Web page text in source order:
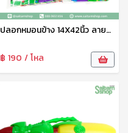
ปลอกหมอนข้าง 14X42นิ้ว ลายการ์ตูน แสนสุข
฿ 190 / โหล